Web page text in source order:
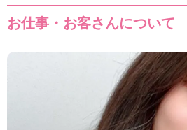
お仕事・お客さんについて